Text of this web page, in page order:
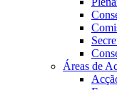
Áreas de